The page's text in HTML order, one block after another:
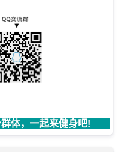
体，一起来健身吧!